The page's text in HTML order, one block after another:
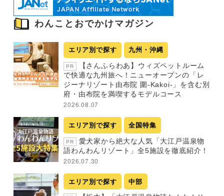
わんことおでかけマガジン
エリア別で探す 九州・沖縄
PR
【さんふらわあ】ウィズペットルーム
で快適な九州旅へ！ニューオープンの「レ
ジーナリゾート由布院 圍-Kakoi-」を含む別
府・由布院を満喫するモデルコース
2026.08.07
エリア別で探す 全国特集
PR
愛犬家から絶大な人気「大江戸温泉物
語わんわんリゾート」全5施設を徹底紹介！
2026.07.30
エリア別で探す 中部